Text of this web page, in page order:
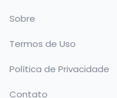
Sobre
Termos de Uso
Política de Privacidade
Contato